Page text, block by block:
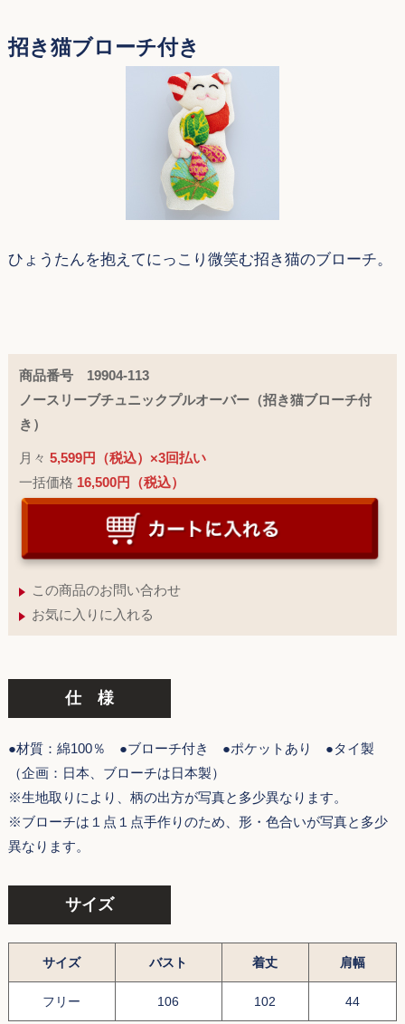
招き猫ブローチ付き
ひょうたんを抱えてにっこり微笑む招き猫のブローチ。
商品番号 19904-113
ノースリーブチュニックプルオーバー（招き猫ブローチ付
き）
月々 5,599円（税込）×3回払い
一括価格 16,500円（税込）
この商品のお問い合わせ
お気に入りに入れる
仕 様
●材質：綿100％ ●ブローチ付き ●ポケットあり ●タイ製
（企画：日本、ブローチは日本製）
※生地取りにより、柄の出方が写真と多少異なります。
※ブローチは１点１点手作りのため、形・色合いが写真と多少
異なります。
サイズ
サイズ バスト 着丈 肩幅
フリー 106 102 44